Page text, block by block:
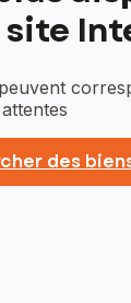
attentes
des